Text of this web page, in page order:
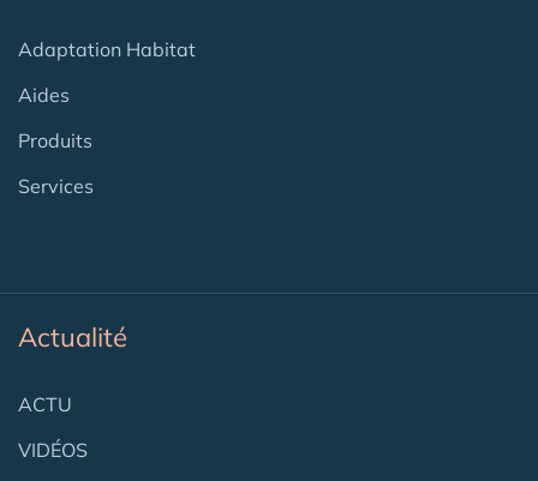
Adaptation Habitat
Aides
Produits
Services
Actualité
ACTU
VIDÉOS